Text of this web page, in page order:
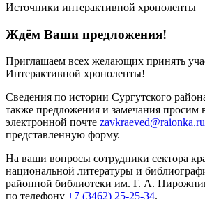
Источники интерактивной хроноленты
Ждём Ваши предложения!
Приглашаем всех желающих принять
Интерактивной хроноленты!
Сведения по истории Сургутского
также предложения и замечания просим
электронной почте zavkraeved@raionka.ru
представленную форму.
На ваши вопросы сотрудники сектора
национальной литературы и
районной библиотеки им. Г. А.
по телефону +7 (3462) 25-25-34.